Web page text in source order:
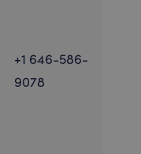
+1 646-586-
9078